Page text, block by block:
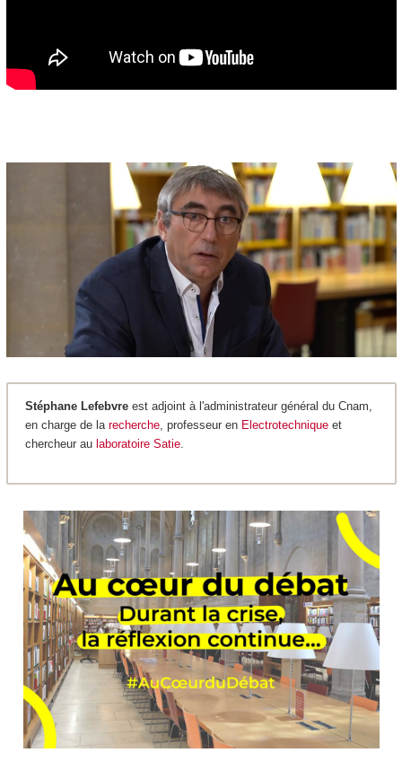
Stéphane Lefebvre est adjoint à l'administrateur général du Cnam,
en charge de la recherche, professeur en Electrotechnique et
chercheur au laboratoire Satie.